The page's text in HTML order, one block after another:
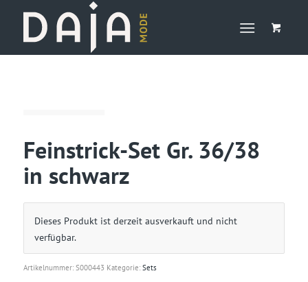
Feinstrick-Set Gr. 36/38
in schwarz
Dieses Produkt ist derzeit ausverkauft und nicht
verfügbar.
Artikelnummer: S000443 Kategorie: Sets